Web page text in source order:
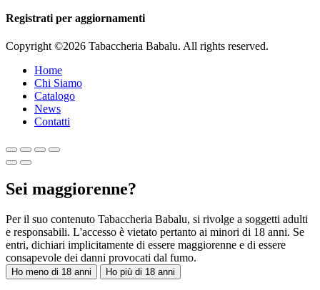
Registrati per aggiornamenti
Copyright ©2026 Tabaccheria Babalu. All rights reserved.
Home
Chi Siamo
Catalogo
News
Contatti
Sei maggiorenne?
Per il suo contenuto Tabaccheria Babalu, si rivolge a soggetti adulti
e responsabili. L'accesso è vietato pertanto ai minori di 18 anni. Se
entri, dichiari implicitamente di essere maggiorenne e di essere
consapevole dei danni provocati dal fumo.
Ho meno di 18 anni Ho più di 18 anni